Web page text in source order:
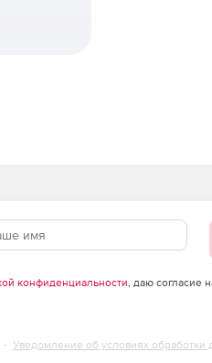
конфиденциальности, даю согласие
- Уведомление об условиях обработки